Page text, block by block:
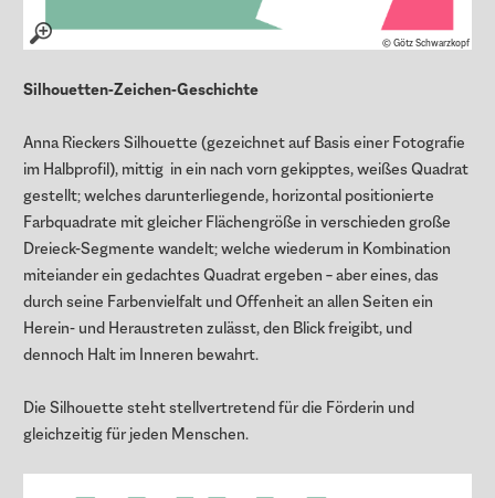
© Götz Schwarzkopf
Silhouetten-Zeichen-Geschichte
Anna Rieckers Silhouette (gezeichnet auf Basis einer Fotografie
im Halbprofil), mittig in ein nach vorn gekipptes, weißes Quadrat
gestellt; welches darunterliegende, horizontal positionierte
Farbquadrate mit gleicher Flächengröße in verschieden große
Dreieck-Segmente wandelt; welche wiederum in Kombination
miteiander ein gedachtes Quadrat ergeben – aber eines, das
durch seine Farbenvielfalt und Offenheit an allen Seiten ein
Herein- und Heraustreten zulässt, den Blick freigibt, und
dennoch Halt im Inneren bewahrt.
Die Silhouette steht stellvertretend für die Förderin und
gleichzeitig für jeden Menschen.